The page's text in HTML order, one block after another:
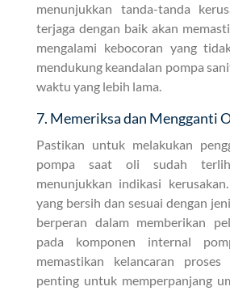
menunjukkan tanda-tanda
terjaga dengan baik akan
mengalami kebocoran yang
mendukung keandalan pompa
waktu yang lebih lama.
7. Memeriksa dan Mengganti
Pastikan untuk melakukan
pompa saat oli sudah
menunjukkan indikasi
yang bersih dan sesuai dengan
berperan dalam memberikan
pada komponen internal
memastikan kelancaran
penting untuk memperpanjang